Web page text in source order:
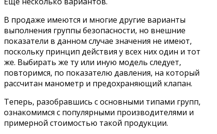
В продаже имеются и многие другие варианты
выполнения группы безопасности, но внешние
показатели в данном случае значения не имеют,
поскольку принцип действия у всех них один и тот
же. Выбирать же ту или иную модель следует,
повторимся, по показателю давления, на который
рассчитан манометр и предохраняющий клапан.
Теперь, разобравшись с основными типами групп,
ознакомимся с популярными производителями и
примерной стоимостью такой продукции.